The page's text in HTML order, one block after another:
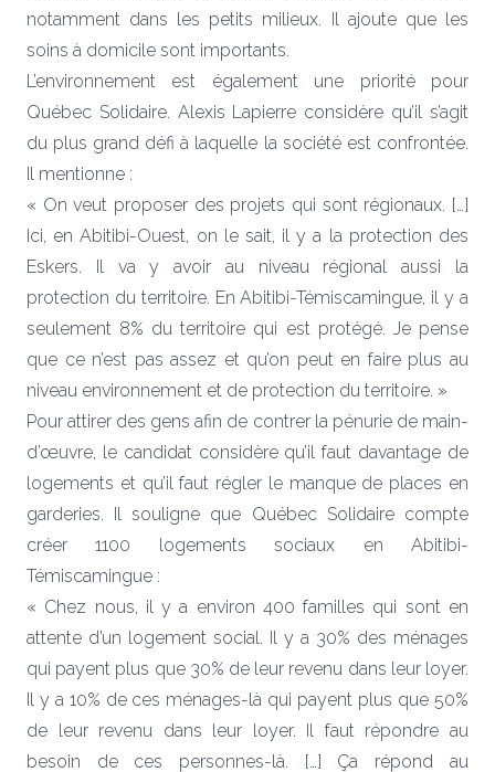
notamment dans les petits milieux. Il ajoute que les
soins à domicile sont importants.
L’environnement est également une priorité pour
Québec Solidaire. Alexis Lapierre considère qu’il s’agit
du plus grand défi à laquelle la société est confrontée.
Il mentionne :
« On veut proposer des projets qui sont régionaux. […]
Ici, en Abitibi-Ouest, on le sait, il y a la protection des
Eskers. Il va y avoir au niveau régional aussi la
protection du territoire. En Abitibi-Témiscamingue, il y a
seulement 8% du territoire qui est protégé. Je pense
que ce n’est pas assez et qu’on peut en faire plus au
niveau environnement et de protection du territoire. »
Pour attirer des gens afin de contrer la pénurie de main-
d’œuvre, le candidat considère qu’il faut davantage de
logements et qu’il faut régler le manque de places en
garderies. Il souligne que Québec Solidaire compte
créer 1100 logements sociaux en Abitibi-
Témiscamingue :
« Chez nous, il y a environ 400 familles qui sont en
attente d’un logement social. Il y a 30% des ménages
qui payent plus que 30% de leur revenu dans leur loyer.
Il y a 10% de ces ménages-là qui payent plus que 50%
de leur revenu dans leur loyer. Il faut répondre au
besoin de ces personnes-là. […] Ça répond au